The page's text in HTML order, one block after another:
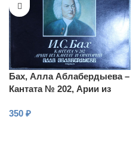
Бах, Алла Аблабердыева –
Кантата № 202, Арии из
350 ₽